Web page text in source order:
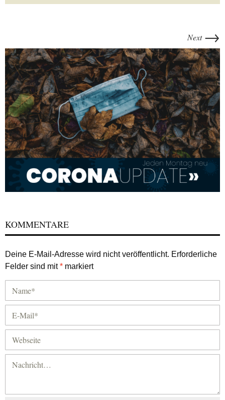
Next →
KOMMENTARE
Deine E-Mail-Adresse wird nicht veröffentlicht. Erforderliche
Felder sind mit* markiert